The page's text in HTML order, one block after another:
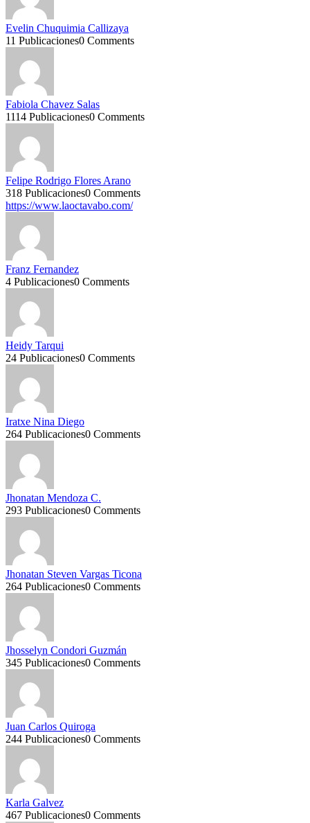
Evelin Chuquimia Callizaya
11 Publicaciones0 Comments
Fabiola Chavez Salas
1114 Publicaciones0 Comments
Felipe Rodrigo Flores Arano
318 Publicaciones0 Comments
https://www.laoctavabo.com/
Franz Fernandez
4 Publicaciones0 Comments
Heidy Tarqui
24 Publicaciones0 Comments
Iratxe Nina Diego
264 Publicaciones0 Comments
Jhonatan Mendoza C.
293 Publicaciones0 Comments
Jhonatan Steven Vargas Ticona
264 Publicaciones0 Comments
Jhosselyn Condori Guzmán
345 Publicaciones0 Comments
Juan Carlos Quiroga
244 Publicaciones0 Comments
Karla Galvez
467 Publicaciones0 Comments